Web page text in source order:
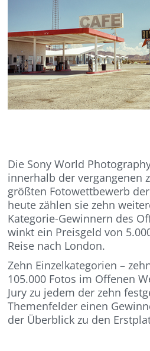
Die Sony World
innerhalb der vergangenen
größten Fotowettbewerb
heute zählen sie zehn
Kategorie-Gewinnern des
winkt ein Preisgeld von
Reise nach London.
Zehn Einzelkategorien –
105.000 Fotos im Offenen
Jury zu jedem der zehn
Themenfelder einen
der Überblick zu den